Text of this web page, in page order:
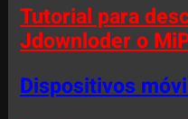
Tutorial para
Jdownloder o
Dispositivos